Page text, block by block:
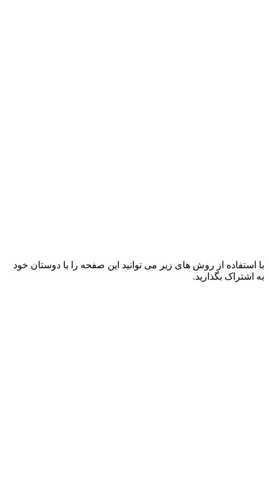
با استفاده از روش های زیر می توانید این صفحه را با دوستان خود
به اشتراک بگذارید.